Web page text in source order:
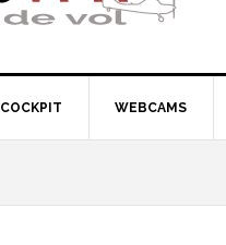
COCKPIT WEBCAMS